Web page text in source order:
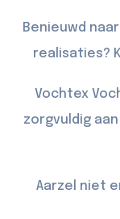
Benieuwd
realisaties?
Vochtex
zorgvuldig
Aarzel niet